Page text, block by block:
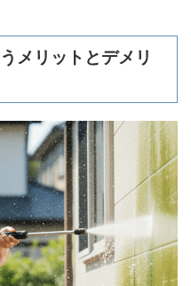
メリットとデメリ